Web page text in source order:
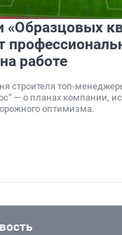
«Образцовых
работе
строителя топ-
— о планах компании,
оптимизма.